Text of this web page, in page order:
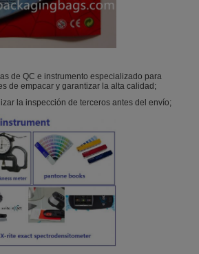
de QC e instrumento especializado para
de empacar y garantizar la alta calidad;
la inspección de terceros antes del envío;